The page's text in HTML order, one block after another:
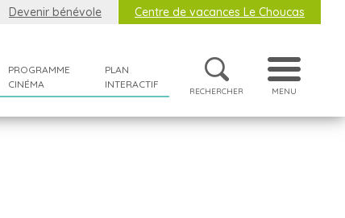
Devenir bénévole Centre de vacances Le Choucas
PROGRAMME
CINÉMA
PLAN
INTERACTIF
RECHERCHER MENU